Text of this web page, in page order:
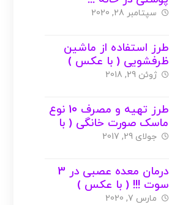
سپتامبر 28, 2020
طرز استفاده از ماشین
ظرفشویی ( با عکس )
ژوئن 29, 2018
طرز تهیه و مصرف 10 نوع
ماسک صورت خانگی ( با
عکس )
جولای 29, 2017
درمان معده عصبی در 3
سوت !!! ( با عکس )
مارس 7, 2020